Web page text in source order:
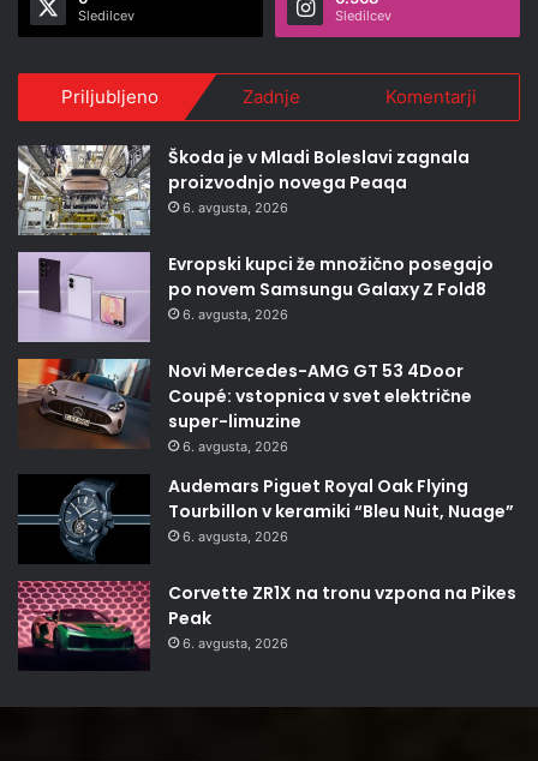
Sledilcev Sledilcev
Priljubljeno Zadnje Komentarji
Škoda je v Mladi Boleslavi zagnala
proizvodnjo novega Peaqa
6. avgusta, 2026
Evropski kupci že množično posegajo
po novem Samsungu Galaxy Z Fold8
6. avgusta, 2026
Novi Mercedes-AMG GT 53 4Door
Coupé: vstopnica v svet električne
super-limuzine
6. avgusta, 2026
Audemars Piguet Royal Oak Flying
Tourbillon v keramiki “Bleu Nuit, Nuage”
6. avgusta, 2026
Corvette ZR1X na tronu vzpona na Pikes
Peak
6. avgusta, 2026